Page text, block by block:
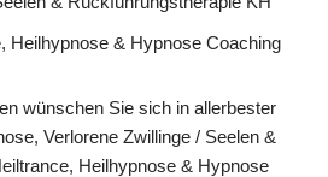
Heilhypnose & Hypnose Coaching
wünschen Sie sich in allerbester
Verlorene Zwillinge / Seelen &
Heilhypnose & Hypnose